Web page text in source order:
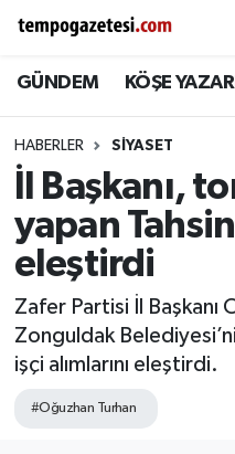
GÜNDEM KÖŞE
HABERLER SIYASET
İl Başkanı,
yapan
eleştirdi
Zafer Partisi İl Başkanı
Zonguldak
işçi alımlarını eleştirdi.
#Oğuzhan Turhan
Alaplı
Çaycuma
Devrek
Ereğli
Gökçebey
GÜNDEM
Zonguldak Nöbetçi
Zonguldak Hava
Zonguldak Namaz
Zonguldak Trafik
Süper Lig Puan
Tüm Manşetler